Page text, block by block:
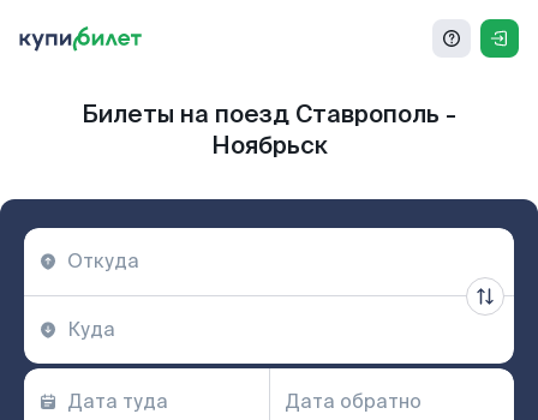
Билеты на поезд Ставрополь -
Ноябрьск